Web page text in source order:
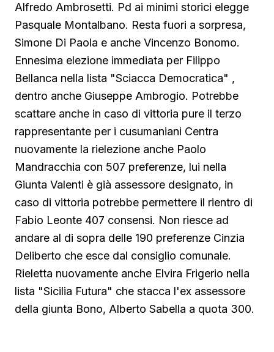
Alfredo Ambrosetti. Pd ai minimi storici elegge
Pasquale Montalbano. Resta fuori a sorpresa,
Simone Di Paola e anche Vincenzo Bonomo.
Ennesima elezione immediata per Filippo
Bellanca nella lista "Sciacca Democratica" ,
dentro anche Giuseppe Ambrogio. Potrebbe
scattare anche in caso di vittoria pure il terzo
rappresentante per i cusumaniani Centra
nuovamente la rielezione anche Paolo
Mandracchia con 507 preferenze, lui nella
Giunta Valenti è già assessore designato, in
caso di vittoria potrebbe permettere il rientro di
Fabio Leonte 407 consensi. Non riesce ad
andare al di sopra delle 190 preferenze Cinzia
Deliberto che esce dal consiglio comunale.
Rieletta nuovamente anche Elvira Frigerio nella
lista "Sicilia Futura" che stacca l'ex assessore
della giunta Bono, Alberto Sabella a quota 300.